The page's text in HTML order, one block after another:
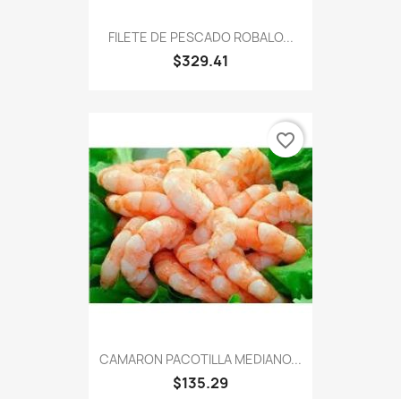
FILETE DE PESCADO ROBALO...
$329.41
CAMARON PACOTILLA MEDIANO...
$135.29
favorite_border